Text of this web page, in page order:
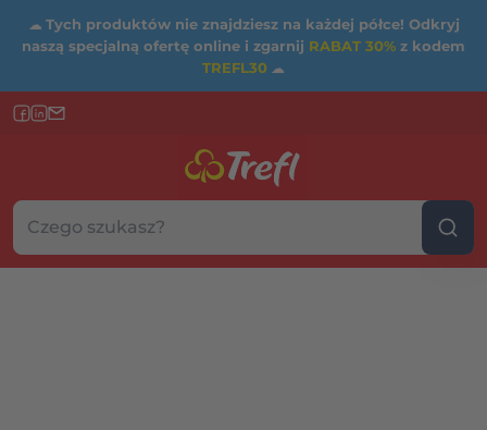
☁ Tych produktów nie znajdziesz na każdej półce! Odkryj
naszą specjalną ofertę online i zgarnij RABAT 30% z kodem
TREFL30 ☁
Szukaj w sklepie...
Wybierz kategorię